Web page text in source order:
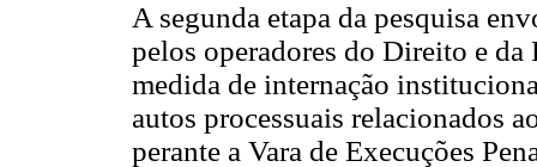
A segunda etapa da pesquisa
pelos operadores do Direito e da
medida de internação
autos processuais relacionados
perante a Vara de Execuções